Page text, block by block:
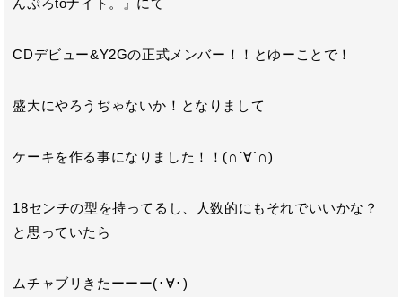
んぷろtoナイト。』にて
CDデビュー&Y2Gの正式メンバー！！とゆーことで！
盛大にやろうぢゃないか！となりまして
ケーキを作る事になりました！！(∩´∀`∩)
18センチの型を持ってるし、人数的にもそれでいいかな？
と思っていたら
ムチャブリきたーーー(･∀･)